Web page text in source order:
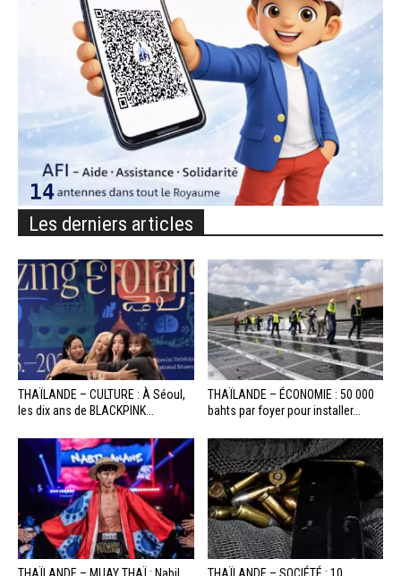
Les derniers articles
THAÏLANDE – CULTURE : À Séoul,
les dix ans de BLACKPINK...
THAÏLANDE – ÉCONOMIE : 50 000
bahts par foyer pour installer...